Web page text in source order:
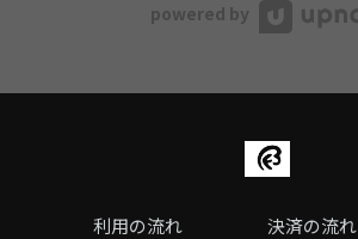
powered by
利用の流れ
決済の流れ